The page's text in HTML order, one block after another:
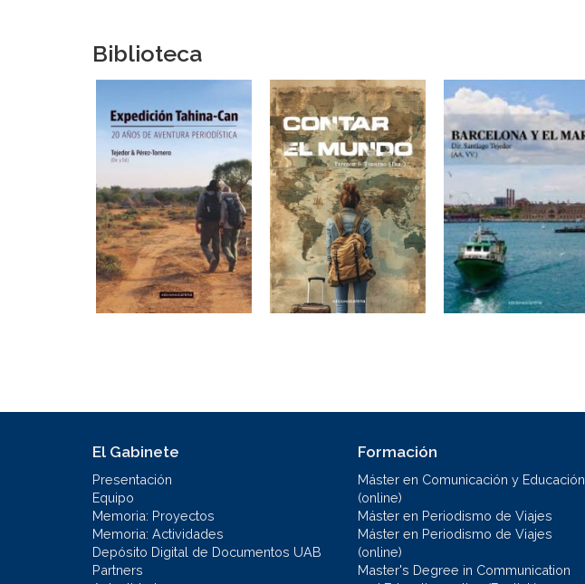
Biblioteca
El Gabinete
Presentación
Equipo
Memoria: Proyectos
Memoria: Actividades
Depósito Digital de Documentos UAB
Partners
Formación
Máster en Comunicación y Educación
(online)
Máster en Periodismo de Viajes
Máster en Periodismo de Viajes
(online)
Master's Degree in Communication